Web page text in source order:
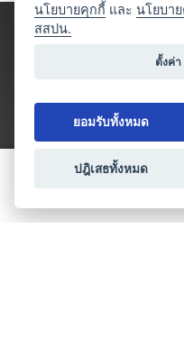
ประเภทธุรกิจไมซ์
นโยบายคุกกี้ และนโยบา
สสปน.
ตั้งค่า
ยอมรับทั้งหมด
ปฎิเสธทั้งหมด